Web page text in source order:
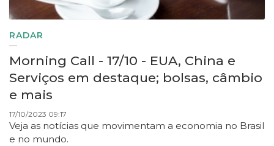
RADAR
Morning Call - 17/10 - EUA, China e
Serviços em destaque; bolsas, câmbio
e mais
17/10/2023 09:17
Veja as notícias que movimentam a economia no Brasil
e no mundo.